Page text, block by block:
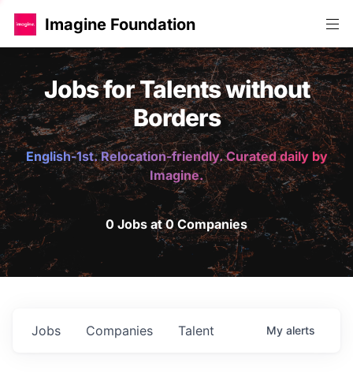
Imagine Foundation
Jobs for Talents without
Borders
English-1st. Relocation-friendly. Curated daily by
Imagine.
0 Jobs at 0 Companies
Jobs Companies Talent My alerts